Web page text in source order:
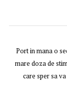
Port in mana o
mare doza de
care sper sa